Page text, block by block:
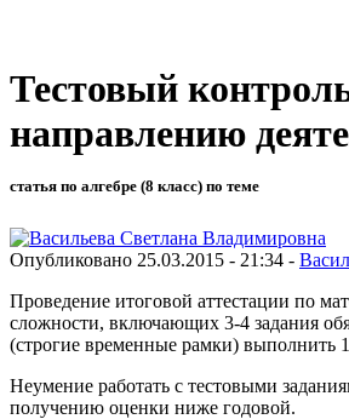
Тестовый
направлению
статья по алгебре (8 класс) по теме
Опубликовано 25.03.2015 - 21:34 -
Проведение итоговой аттестации по
сложности, включающих 3-4 задания
(строгие временные рамки) выполнить
Неумение работать с тестовыми
получению оценки ниже годовой.